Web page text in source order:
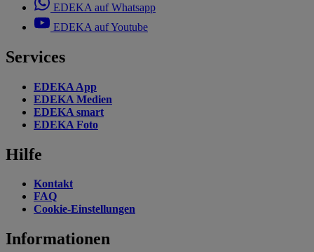
EDEKA auf Whatsapp
EDEKA auf Youtube
Services
EDEKA App
EDEKA Medien
EDEKA smart
EDEKA Foto
Hilfe
Kontakt
FAQ
Cookie-Einstellungen
Informationen